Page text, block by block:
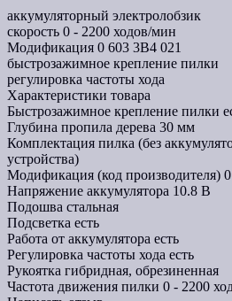
аккумуляторный электролобзик
скорость 0 - 2200 ходов/мин
Модификация 0 603 3B4 021
быстрозажимное крепление пилки
регулировка частоты хода
Характеристики товара
Быстрозажимное крепление пилки
Глубина пропила дерева 30 мм
Комплектация пилка (без
устройства)
Модификация (код производителя)
Напряжение аккумулятора 10.8 В
Подошва стальная
Подсветка есть
Работа от аккумулятора есть
Регулировка частоты хода есть
Рукоятка гибридная, обрезиненная
Частота движения пилки 0 - 2200